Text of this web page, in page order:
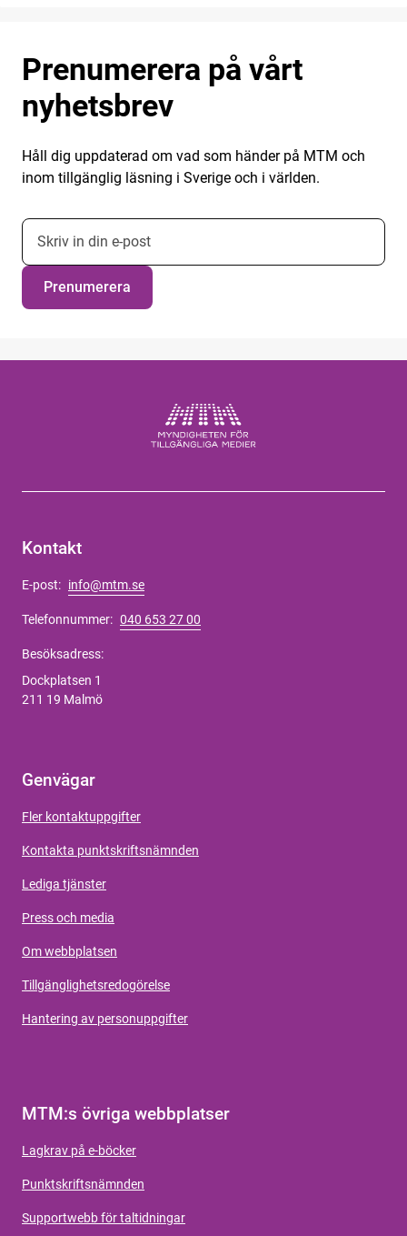
Prenumerera på vårt
nyhetsbrev
Håll dig uppdaterad om vad som händer på MTM och
inom tillgänglig läsning i Sverige och i världen.
E-postadress nyhetsbrevsprenumeration
Prenumerera
Kontakt
E-post: info@mtm.se
Telefonnummer: 040 653 27 00
Besöksadress:
Dockplatsen 1
211 19 Malmö
Genvägar
Fler kontaktuppgifter
Kontakta punktskriftsnämnden
Lediga tjänster
Press och media
Om webbplatsen
Tillgänglighetsredogörelse
Hantering av personuppgifter
MTM:s övriga webbplatser
Lagkrav på e-böcker
Punktskriftsnämnden
Supportwebb för taltidningar